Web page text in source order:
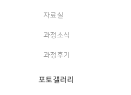
자료실
과정소식
과정후기
포토갤러리